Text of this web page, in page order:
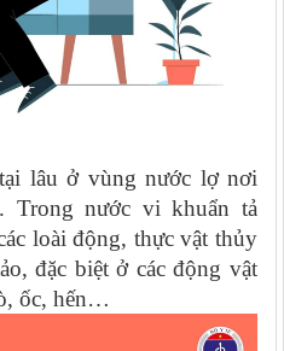
lâu ở vùng nước lợ nơi
Trong nước vi khuẩn tả
loài động, thực vật thủy
đặc biệt ở các động vật
ốc, hến…